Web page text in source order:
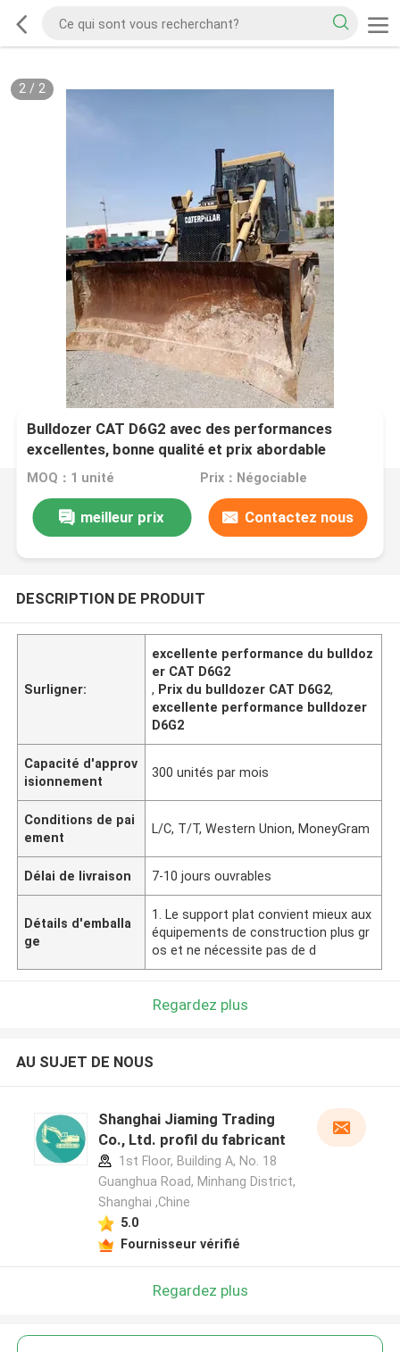
2/ 2
Bulldozer CAT D6G2 avec des performances
excellentes, bonne qualité et prix abordable
MOQ：1 unité Prix：Négociable
meilleur prix Contactez nous
DESCRIPTION DE PRODUIT
Surligner:
excellente performance du bulldoz
er CAT D6G2
, Prix du bulldozer CAT D6G2,
excellente performance bulldozer
D6G2
Capacité d'approv
isionnement
300 unités par mois
Conditions de pai
ement
L/C, T/T, Western Union, MoneyGram
Délai de livraison 7-10 jours ouvrables
Détails d'emballa
ge
1. Le support plat convient mieux aux
équipements de construction plus gr
os et ne nécessite pas de d
Regardez plus
AU SUJET DE NOUS
Shanghai Jiaming Trading
Co., Ltd. profil du fabricant
1st Floor, Building A, No. 18
Guanghua Road, Minhang District,
Shanghai ,Chine
5.0
Fournisseur vérifié
Regardez plus